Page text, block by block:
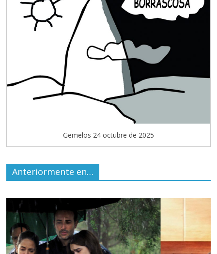
Gemelos 24 octubre de 2025
Anteriormente en…